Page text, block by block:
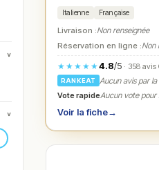
˅
˅
Italienne Française
Livraison :Non renseignée
Réservation en ligne :Non
★★★★★4.8/5· 358 avis
RANKEAT
Aucun avis par
Vote rapideAucun vote pour
Voir la fiche→